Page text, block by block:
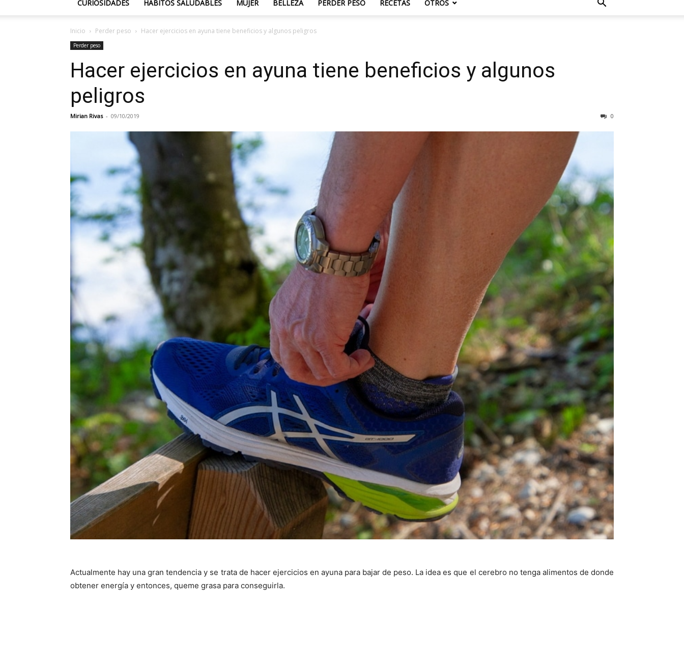
CURIOSIDADES HÁBITOS SALUDABLES MUJER BELLEZA PERDER PESO RECETAS OTROS
Inicio Perder peso Hacer ejercicios en ayuna tiene beneficios y algunos peligros
Perder peso
Hacer ejercicios en ayuna tiene beneficios y algunos
peligros
Mirian Rivas - 09/10/2019 0
Actualmente hay una gran tendencia y se trata de hacer ejercicios en ayuna para bajar de peso. La idea es que el cerebro no tenga alimentos de donde
obtener energía y entonces, queme grasa para conseguirla.